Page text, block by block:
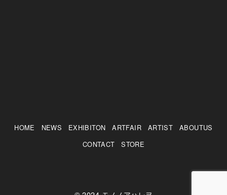
HOME NEWS EXHIBITON ARTFAIR ARTIST
ABOUTUS
CONTACT
STORE